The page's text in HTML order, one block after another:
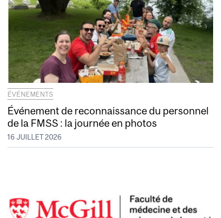
ÉVÉNEMENTS
Événement de reconnaissance du personnel
de la FMSS : la journée en photos
16 JUILLET 2026